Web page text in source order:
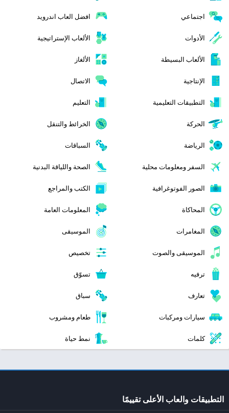
اجتماعي افضل العاب اندرويد
الأدوات الألعاب الإستراتيجية
الألعاب البسيطة الألغاز
الإنتاجية الاتصال
التطبيقات التعليمية التعليم
الحركة الخرائط والتنقل
الرياضة السباقات
السفر ومعلومات محلية الصحة واللياقة البدنية
الصور الفوتوغرافية الكتب والمراجع
المحاكاة المعلومات العامة
المغامرات الموسيقى
الموسيقى والصوت تخصيص
ترفيه تسوّق
تعارف سباق
سيارات ومركبات طعام ومشروب
كلمات نمط حياة
التطبيقات والعاب الأعلى تقييمًا